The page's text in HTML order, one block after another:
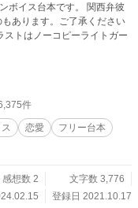
ボイス台本です。 関西弁彼
あります。ご了承ください
ストはノーコピーライトガー
件
恋愛
フリー台本
感想数 2
文字数 3,776
登録日 2021.10.17